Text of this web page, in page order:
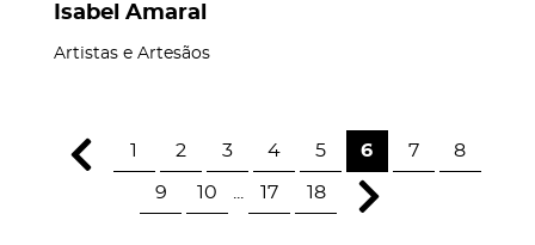
Isabel Amaral
Artistas e Artesãos
1 2 3 4 5 6 7 8
9 10 17 18